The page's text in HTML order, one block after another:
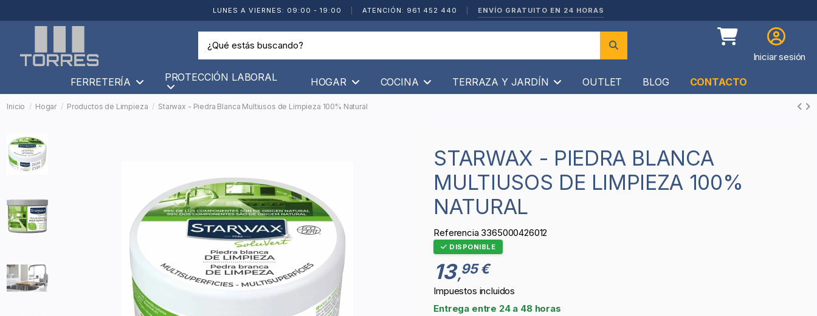
LUNES A VIERNES: 09:00 - 19:00 ATENCIÓN: 961 452 440 ENVÍO GRATUITO EN 24 HORAS
Iniciar sesión
FERRETERÍA PROTECCIÓN LABORAL HOGAR COCINA TERRAZA Y JARDÍN OUTLET BLOG CONTACTO
Inicio Hogar Productos de Limpieza Starwax - Piedra Blanca Multiusos de Limpieza 100% Natural
STARWAX - PIEDRA BLANCA
MULTIUSOS DE LIMPIEZA 100%
NATURAL
Referencia 3365000426012
DISPONIBLE
13,95 €
Impuestos incluidos
Entrega entre 24 a 48 horas